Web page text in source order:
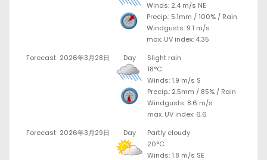
Winds: 2.4 m/s NE
Precip.: 5.1mm / 100% / Rain
Windgusts: 9.1 m/s
max. UV index: 4.35
Forecast 2026年3月28日 Day
Slight rain
18°C
Winds: 1.9 m/s S
Precip.: 2.5mm / 85% / Rain
Windgusts: 8.6 m/s
max. UV index: 6.6
Forecast 2026年3月29日 Day
Partly cloudy
20°C
Winds: 1.8 m/s SE